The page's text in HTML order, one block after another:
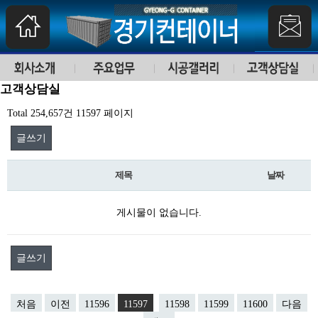
고객상담실
Total 254,657건 11597 페이지
글쓰기
제목 날짜
게시물이 없습니다.
글쓰기
처음 이전 11596 11597 11598 11599 11600
다음